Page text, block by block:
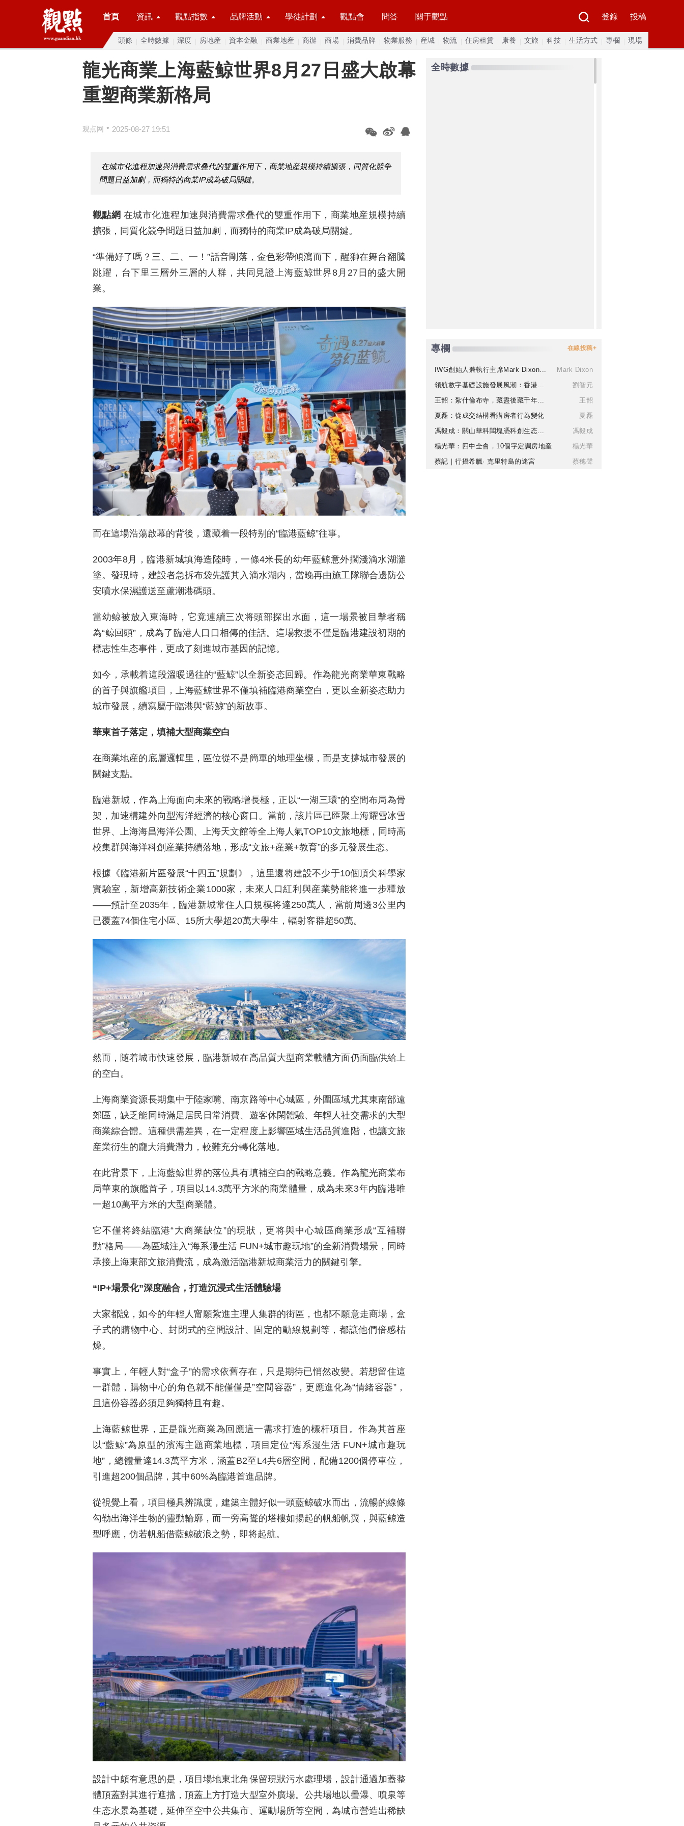
首頁 資訊 觀點指數 品牌活動 學徒計劃 觀點會 問答 關于觀點 登錄 投稿
頭條 全時數據 深度 房地産 資本金融 商業地産 商辦 商場 消費品牌 物業服務 産城 物流 住房租賃 康養 文旅 科技 生活方式 專欄 現場
龍光商業上海藍鲸世界8月27日盛大啟幕
重塑商業新格局
观点网 • 2025-08-27 19:51
在城市化進程加速與消費需求叠代的雙重作用下，商業地産規模持續擴張，同質化競争
問題日益加劇，而獨特的商業IP成為破局關鍵。
觀點網 在城市化進程加速與消費需求叠代的雙重作用下，商業地産規模持續
擴張，同質化競争問題日益加劇，而獨特的商業IP成為破局關鍵。
“準備好了嗎？三、二、一！”話音剛落，金色彩帶傾瀉而下，醒獅在舞台翻騰
跳躍，台下里三層外三層的人群，共同見證上海藍鲸世界8月27日的盛大開
業。
而在這場浩蕩啟幕的背後，還藏着一段特别的“臨港藍鲸”往事。
2003年8月，臨港新城填海造陸時，一條4米長的幼年藍鲸意外擱淺滴水湖灘
塗。發現時，建設者急拆布袋先護其入滴水湖内，當晚再由施工隊聯合邊防公
安噴水保濕護送至蘆潮港碼頭。
當幼鲸被放入東海時，它竟連續三次将頭部探出水面，這一場景被目擊者稱
為“鲸回頭”，成為了臨港人口口相傳的佳話。這場救援不僅是臨港建設初期的
標志性生态事件，更成了刻進城市基因的記憶。
如今，承載着這段溫暖過往的“藍鲸”以全新姿态回歸。作為龍光商業華東戰略
的首子與旗艦項目，上海藍鲸世界不僅填補臨港商業空白，更以全新姿态助力
城市發展，續寫屬于臨港與“藍鲸”的新故事。
華東首子落定，填補大型商業空白
在商業地産的底層邏輯里，區位從不是簡單的地理坐標，而是支撐城市發展的
關鍵支點。
臨港新城，作為上海面向未來的戰略增長極，正以“一湖三環”的空間布局為骨
架，加速構建外向型海洋經濟的核心窗口。當前，該片區已匯聚上海耀雪冰雪
世界、上海海昌海洋公園、上海天文館等全上海人氣TOP10文旅地標，同時高
校集群與海洋科創産業持續落地，形成“文旅+産業+教育”的多元發展生态。
根據《臨港新片區發展“十四五”規劃》，這里還将建設不少于10個頂尖科學家
實驗室，新增高新技術企業1000家，未來人口紅利與産業勢能将進一步釋放
——預計至2035年，臨港新城常住人口規模将達250萬人，當前周邊3公里内
已覆蓋74個住宅小區、15所大學超20萬大學生，輻射客群超50萬。
然而，随着城市快速發展，臨港新城在高品質大型商業載體方面仍面臨供給上
的空白。
上海商業資源長期集中于陸家嘴、南京路等中心城區，外圍區域尤其東南部遠
郊區，缺乏能同時滿足居民日常消費、遊客休閑體驗、年輕人社交需求的大型
商業綜合體。這種供需差異，在一定程度上影響區域生活品質進階，也讓文旅
産業衍生的龐大消費潛力，較難充分轉化落地。
在此背景下，上海藍鲸世界的落位具有填補空白的戰略意義。作為龍光商業布
局華東的旗艦首子，項目以14.3萬平方米的商業體量，成為未來3年内臨港唯
一超10萬平方米的大型商業體。
它不僅将終結臨港“大商業缺位”的現狀，更将與中心城區商業形成“互補聯
動”格局——為區域注入“海系漫生活 FUN+城市趣玩地”的全新消費場景，同時
承接上海東部文旅消費流，成為激活臨港新城商業活力的關鍵引擎。
“IP+場景化”深度融合，打造沉浸式生活體驗場
大家都說，如今的年輕人甯願紮進主理人集群的街區，也都不願意走商場，盒
子式的購物中心、封閉式的空間設計、固定的動線規劃等，都讓他們倍感枯
燥。
事實上，年輕人對“盒子”的需求依舊存在，只是期待已悄然改變。若想留住這
一群體，購物中心的角色就不能僅僅是”空間容器”，更應進化為“情緒容器”，
且這份容器必須足夠獨特且有趣。
上海藍鲸世界，正是龍光商業為回應這一需求打造的標杆項目。作為其首座
以“藍鲸”為原型的濱海主題商業地標，項目定位“海系漫生活 FUN+城市趣玩
地”，總體量達14.3萬平方米，涵蓋B2至L4共6層空間，配備1200個停車位，
引進超200個品牌，其中60%為臨港首進品牌。
從視覺上看，項目極具辨識度，建築主體好似一頭藍鲸破水而出，流暢的線條
勾勒出海洋生物的靈動輪廓，而一旁高聳的塔樓如揚起的帆船帆翼，與藍鲸造
型呼應，仿若帆船借藍鲸破浪之勢，即将起航。
設計中頗有意思的是，項目場地東北角保留現狀污水處理場，設計通過加蓋整
體頂蓋對其進行遮擋，頂蓋上方打造大型室外廣場。公共場地以疊瀑、噴泉等
生态水景為基礎，延伸至空中公共集市、運動場所等空間，為城市營造出稀缺
全時數據
專欄 在線投稿+
IWG創始人兼執行主席Mark Dixon...
Mark Dixon
領航數字基礎設施發展風潮：香港...
劉智元
王韶：紮什倫布寺，藏盡後藏千年...
王韶
夏磊：從成交結構看購房者行為變化
夏磊
馮毅成：關山華科闆塊憑科創生态...
馮毅成
楊光華：四中全會，10個字定調房地産
楊光華
蔡記｜行攝希臘· 克里特島的迷宮
蔡穗聲